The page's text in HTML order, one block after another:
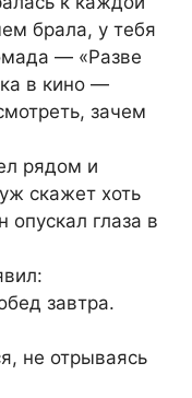
брала, у тебя
— «Разве
в кино —
зачем
рядом и
скажет хоть
опускал глаза в
завтра.
не отрываясь